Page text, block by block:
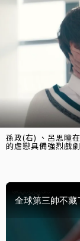
孫政(右) 、呂思瞳
的虐戀具備強烈戲